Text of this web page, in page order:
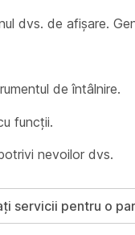
dvs. de afișare.
de întâlnire.
funcții.
nevoilor dvs.
servicii pentru o